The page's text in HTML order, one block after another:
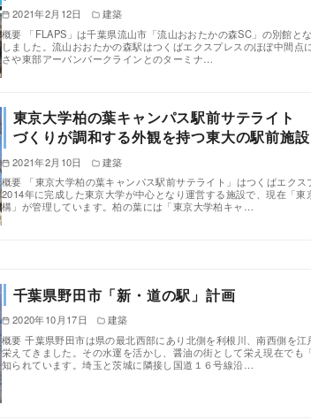
2021年2月12日
建築
概要 「FLAPS」は千葉県流山市「流山おおたかの森SC」の別館と
しました。流山おおたかの森駅はつくばエクスプレスのほぼ中間点
さや東部アーバンパークラインとのターミナ…
東京大学柏の葉キャンパス駅前サテライト
づくりが調和する外観を持つ東大の駅前施設
2021年2月10日
建築
概要 「東京大学柏の葉キャンパス駅前サテライト」はつくばエク
2014年に完成した東京大学が中心となり運営する施設で、現在「
構」が管理しています。柏の葉には「東京大学柏キャ…
千葉県野田市「新・道の駅」計画
2020年10月17日
建築
概要 千葉県野田市は県の最北西部にあり北側を利根川、南西側を
栄えてきました。その水運を活かし、醤油の街として栄え現在でも
知られています。埼玉と茨城に隣接し国道１６号線沿…